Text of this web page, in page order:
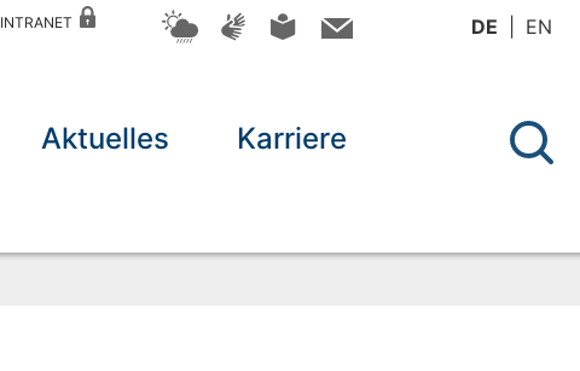
INTRANET DE EN
Aktuelles Karriere